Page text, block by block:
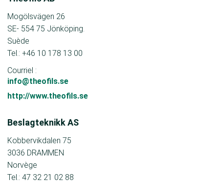
Mogölsvägen 26
SE- 554 75 Jönköping.
Suède
Tel.: +46 10 178 13 00
Courriel :
info@theofils.se
http://www.theofils.se
Beslagteknikk AS
Kobbervikdalen 75
3036 DRAMMEN
Norvège
Tel.: 47 32 21 02 88